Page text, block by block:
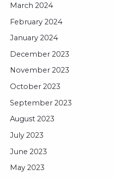
March 2024
February 2024
January 2024
December 2023
November 2023
October 2023
September 2023
August 2023
July 2023
June 2023
May 2023